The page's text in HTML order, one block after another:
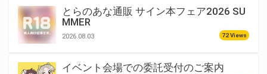
とらのあな通販 サイン本フェア2026 SU
MMER
2026.08.03 72 Views
イベント会場での委託受付のご案内